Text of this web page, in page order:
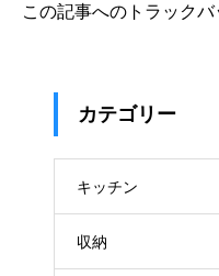
この記事へのトラックバ
カテゴリー
キッチン
収納